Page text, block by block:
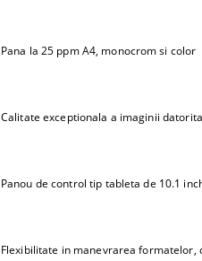
Pana la 25 ppm A4, monocrom si color
Calitate exceptionala a imaginii
Panou de control tip tableta de 10.1
Flexibilitate in manevrarea formatelor,